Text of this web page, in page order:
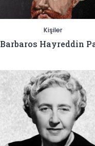
Kişiler
Barbaros Hayreddin